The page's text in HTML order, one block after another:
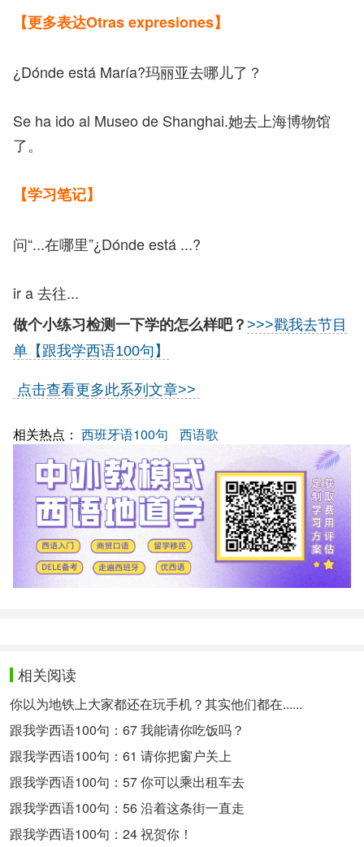
【更多表达Otras expresiones】
¿Dónde está María?玛丽亚去哪儿了？
Se ha ido al Museo de Shanghai.她去上海博物馆
了。
【学习笔记】
问“...在哪里”¿Dónde está ...?
ir a 去往...
做个小练习检测一下学的怎么样吧？ >>>戳我去节目
单【跟我学西语100句】
点击查看更多此系列文章>>
相关热点： 西班牙语100句 西语歌
相关阅读
你以为地铁上大家都还在玩手机？其实他们都在......
跟我学西语100句：67 我能请你吃饭吗？
跟我学西语100句：61 请你把窗户关上
跟我学西语100句：57 你可以乘出租车去
跟我学西语100句：56 沿着这条街一直走
跟我学西语100句：24 祝贺你！